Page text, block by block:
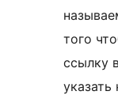
того
ссылку